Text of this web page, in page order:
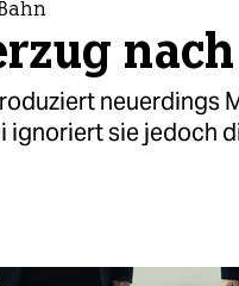
neuerdings
ignoriert sie jedoch